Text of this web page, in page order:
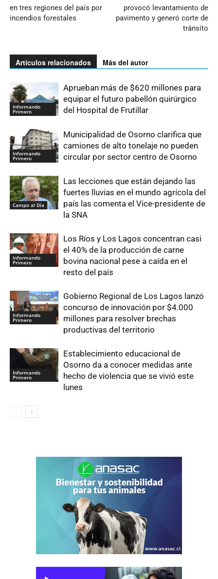
en tres regiones del país por
incendios forestales
provocó levantamiento de
pavimento y generó corte de
tránsito
Artículos relacionados Más del autor
Informando
Primero
Aprueban más de $620 millones para
equipar el futuro pabellón quirúrgico
del Hospital de Frutillar
Informando
Primero
Municipalidad de Osorno clarifica que
camiones de alto tonelaje no pueden
circular por sector centro de Osorno
Campo al Día
Las lecciones que están dejando las
fuertes lluvias en el mundo agrícola del
país las comenta el Vice-presidente de
la SNA
Informando
Primero
Los Ríos y Los Lagos concentran casi
el 40% de la producción de carne
bovina nacional pese a caída en el
resto del país
Informando
Primero
Gobierno Regional de Los Lagos lanzó
concurso de innovación por $4.000
millones para resolver brechas
productivas del territorio
Informando
Primero
Establecimiento educacional de
Osorno da a conocer medidas ante
hecho de violencia que se vivió este
lunes